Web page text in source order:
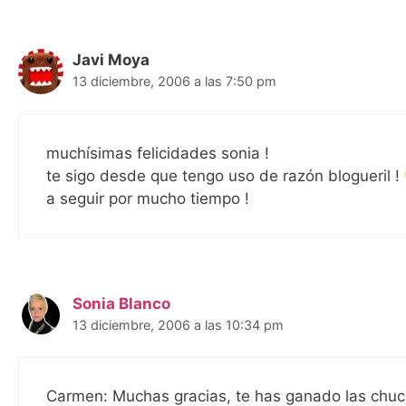
Javi Moya
13 diciembre, 2006 a las 7:50 pm
muchísimas felicidades sonia !
te sigo desde que tengo uso de razón blogueril !
a seguir por mucho tiempo !
Sonia Blanco
13 diciembre, 2006 a las 10:34 pm
Carmen: Muchas gracias, te has ganado las